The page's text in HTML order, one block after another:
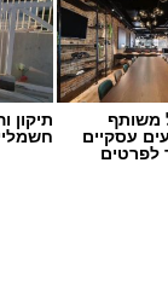
משותף
עסקיים
לפרטים
תיקון